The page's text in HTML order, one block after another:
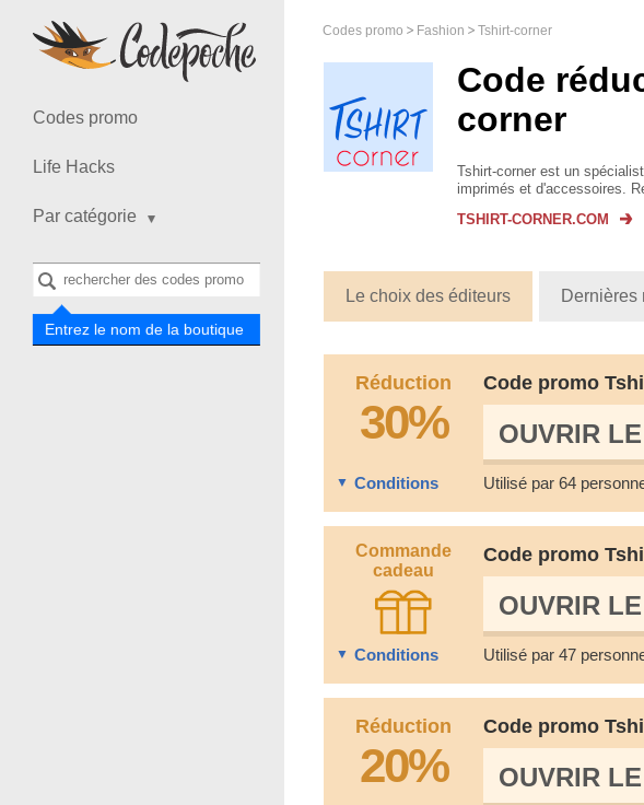
Codes promo
Life Hacks
Par catégorie
Entrez le nom de la boutique
Codes promo Fashion Tshirt-corner
Code
corner
Tshirt-corner est un
imprimés et d'accessoires.
TSHIRT-CORNER.COM
Le choix des éditeurs Dernières
Réduction
30%
Code promo
OUVRIR
Conditions Utilisé par 64
Commande
cadeau
Code promo
OUVRIR
Conditions Utilisé par 47
Réduction
20%
Code promo
OUVRIR